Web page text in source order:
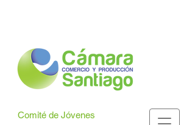
Comité de Jóvenes